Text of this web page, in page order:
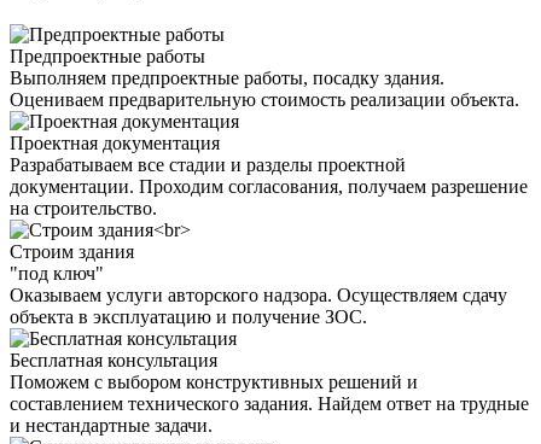
Предпроектные работы
Выполняем предпроектные работы, посадку здания.
Оцениваем предварительную стоимость реализации объекта.
Проектная документация
Разрабатываем все стадии и разделы проектной
документации. Проходим согласования, получаем разрешение
на строительство.
Строим здания
"под ключ"
Оказываем услуги авторского надзора. Осуществляем сдачу
объекта в эксплуатацию и получение ЗОС.
Бесплатная консультация
Поможем с выбором конструктивных решений и
составлением технического задания. Найдем ответ на трудные
и нестандартные задачи.